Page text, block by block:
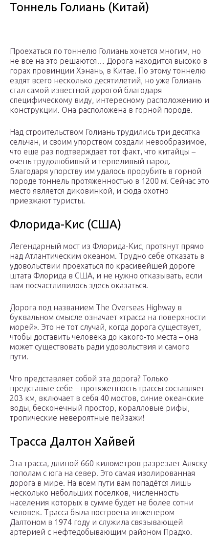
Тоннель Голиань (Китай)
Проехаться по тоннелю Голиань хочется многим, но
не все на это решаются… Дорога находится высоко в
горах провинции Хэнань, в Китае. По этому тоннелю
ездят всего несколько десятилетий, но уже Голиань
стал самой известной дорогой благодаря
специфическому виду, интересному расположению и
конструкции. Она расположена в горной породе.
Над строительством Голиань трудились три десятка
сельчан, и своим упорством создали невообразимое,
что еще раз подтверждает тот факт, что китайцы –
очень трудолюбивый и терпеливый народ.
Благодаря упорству им удалось прорубить в горной
породе тоннель протяженностью в 1200 м! Сейчас это
место является диковинкой, и сюда охотно
приезжают туристы.
Флорида-Кис (США)
Легендарный мост из Флорида-Кис, протянут прямо
над Атлантическим океаном. Трудно себе отказать в
удовольствии проехаться по красивейшей дороге
штата Флорида в США, и не нужно отказывать, если
вам посчастливилось здесь оказаться.
Дорога под названием The Overseas Highway в
буквальном смысле означает «трасса на поверхности
морей». Это не тот случай, когда дорога существует,
чтобы доставить человека до какого-то места – она
может существовать ради удовольствия и самого
пути.
Что представляет собой эта дорога? Только
представьте себе – протяженность трассы составляет
203 км, включает в себя 40 мостов, синие океанские
воды, бесконечный простор, коралловые рифы,
тропические невероятные пейзажи!
Трасса Далтон Хайвей
Эта трасса, длиной 660 километров разрезает Аляску
пополам с юга на север. Это самая изолированная
дорога в мире. На всем пути вам попадётся лишь
несколько небольших поселков, численность
населения которых в сумме будет не более сотни
человек. Трасса была построена инженером
Далтоном в 1974 году и служила связывающей
артерией с нефтедобывающим районом Прадхо.